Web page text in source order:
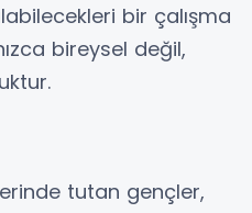
bir çalışma
bireysel değil,
tutan gençler,